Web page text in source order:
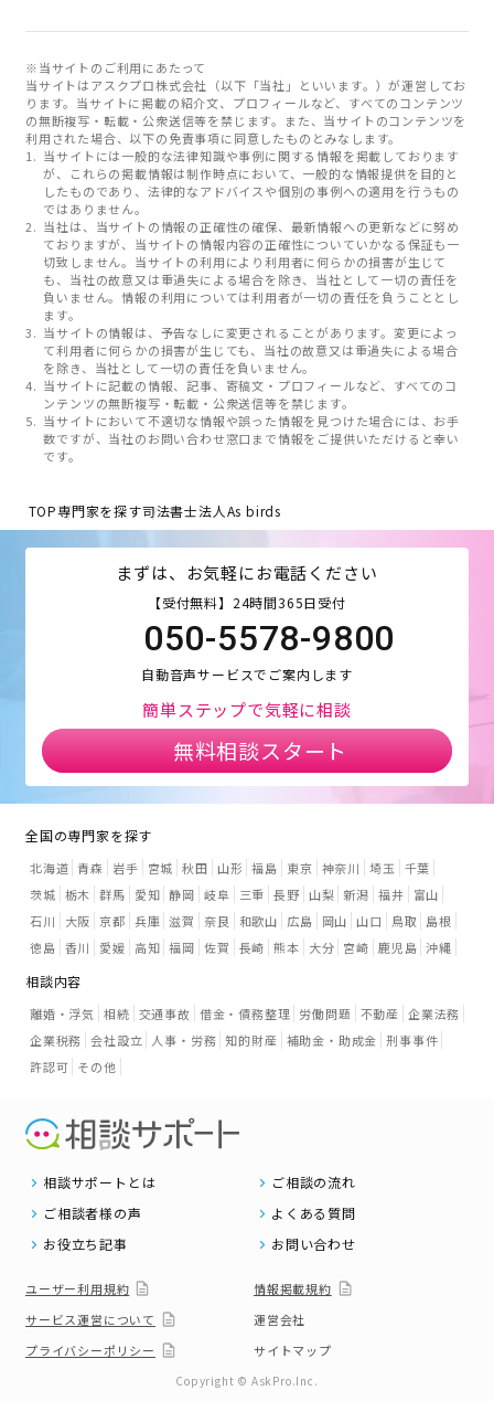
※当サイトのご利用にあたって
当サイトはアスクプロ株式会社（以下「当社」といいます。）が運営してお
ります。当サイトに掲載の紹介文、プロフィールなど、すべてのコンテンツ
の無断複写・転載・公衆送信等を禁じます。また、当サイトのコンテンツを
利用された場合、以下の免責事項に同意したものとみなします。
当サイトには一般的な法律知識や事例に関する情報を掲載しております
が、これらの掲載情報は制作時点において、一般的な情報提供を目的と
したものであり、法律的なアドバイスや個別の事例への適用を行うもの
ではありません。
当社は、当サイトの情報の正確性の確保、最新情報への更新などに努め
ておりますが、当サイトの情報内容の正確性についていかなる保証も一
切致しません。当サイトの利用により利用者に何らかの損害が生じて
も、当社の故意又は重過失による場合を除き、当社として一切の責任を
負いません。情報の利用については利用者が一切の責任を負うこととし
ます。
当サイトの情報は、予告なしに変更されることがあります。変更によっ
て利用者に何らかの損害が生じても、当社の故意又は重過失による場合
を除き、当社として一切の責任を負いません。
当サイトに記載の情報、記事、寄稿文・プロフィールなど、すべてのコ
ンテンツの無断複写・転載・公衆送信等を禁じます。
当サイトにおいて不適切な情報や誤った情報を見つけた場合には、お手
数ですが、当社のお問い合わせ窓口まで情報をご提供いただけると幸い
です。
TOP専門家を探す司法書士法人As birds
まずは、お気軽にお電話ください
【受付無料】24時間365日受付
050-5578-9800
自動音声サービスでご案内します
簡単ステップで気軽に相談
無料相談スタート
全国の専門家を探す
北海道 青森 岩手 宮城 秋田 山形 福島 東京 神奈川 埼玉
千葉
茨城 栃木 群馬 愛知 静岡 岐阜 三重 長野 山梨 新潟 福井
富山
石川
大阪 京都 兵庫 滋賀 奈良 和歌山 広島 岡山 山口 鳥取
島根
徳島 香川 愛媛 高知 福岡 佐賀 長崎 熊本 大分 宮崎 鹿児島 沖縄
相談内容
離婚・浮気 相続 交通事故 借金・債務整理 労働問題 不動産 企業法務
企業税務 会社設立 人事・労務 知的財産 補助金・助成金 刑事事件
許認可 その他
相談サポートとは
ご相談の流れ
ご相談者様の声
よくある質問
お役立ち記事
お問い合わせ
ユーザー利用規約
情報掲載規約
サービス運営について
運営会社
プライバシーポリシー
サイトマップ
Copyright © AskPro.Inc.